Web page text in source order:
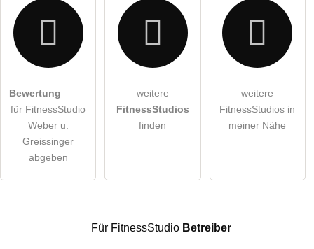
DieDatenschutzerklärunghabe ich zur Kenntnis genommen.
öffentliche Frage stellen
FitnessStudio-Eintrag zu stellen.
Bewertung
für FitnessStudio
Weber u.
Greissinger
abgeben
weitere
FitnessStudios
finden
weitere
FitnessStudios in
meiner Nähe
Für FitnessStudio Betreiber